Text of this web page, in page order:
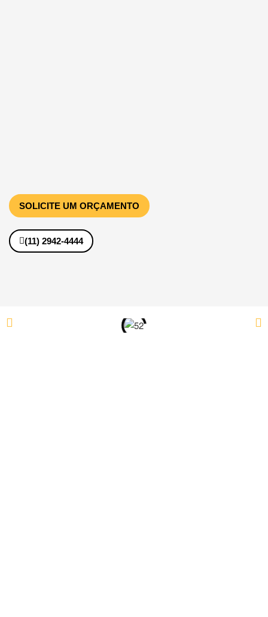
SOLICITE UM ORÇAMENTO
(11) 2942-4444